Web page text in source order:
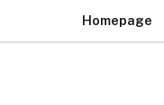
Homepage